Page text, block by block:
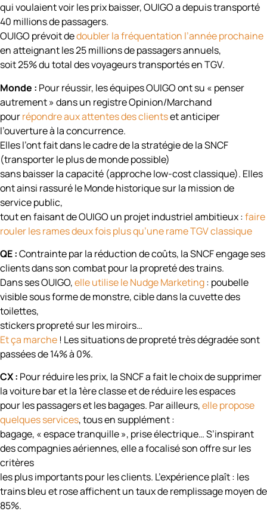
qui voulaient voir les prix baisser, OUIGO a depuis transporté
40 millions de passagers.
OUIGO prévoit dedoubler la fréquentation l’année prochaine
en atteignant les 25 millions de passagers annuels,
soit 25% du total des voyageurs transportés en TGV.
Monde : Pour réussir, les équipes OUIGO ont su « penser
autrement » dans un registre Opinion/Marchand
pourrépondre aux attentes des clientset anticiper
l’ouverture à la concurrence.
Elles l’ont fait dans le cadre de la stratégie de la SNCF
(transporter le plus de monde possible)
sans baisser la capacité (approche low-cost classique). Elles
ont ainsi rassuré le Monde historique sur la mission de
service public,
tout en faisant de OUIGO un projet industriel ambitieux :faire
rouler les rames deux fois plus qu’une rame TGV classique
QE :Contrainte par la réduction de coûts, la SNCF engage ses
clients dans son combat pour la propreté des trains.
Dans ses OUIGO,elle utilise le Nudge Marketing: poubelle
visible sous forme de monstre, cible dans la cuvette des
toilettes,
stickers propreté sur les miroirs…
Et ça marche ! Les situations de propreté très dégradée sont
passées de 14% à 0%.
CX : Pour réduire les prix, la SNCF a fait le choix de supprimer
la voiture bar et la 1ère classe et de réduire les espaces
pour les passagers et les bagages. Par ailleurs,elle propose
quelques services, tous en supplément :
bagage, « espace tranquille », prise électrique… S’inspirant
des compagnies aériennes, elle a focalisé son offre sur les
critères
les plus importants pour les clients. L’expérience plaît : les
trains bleu et rose affichent un taux de remplissage moyen de
85%.